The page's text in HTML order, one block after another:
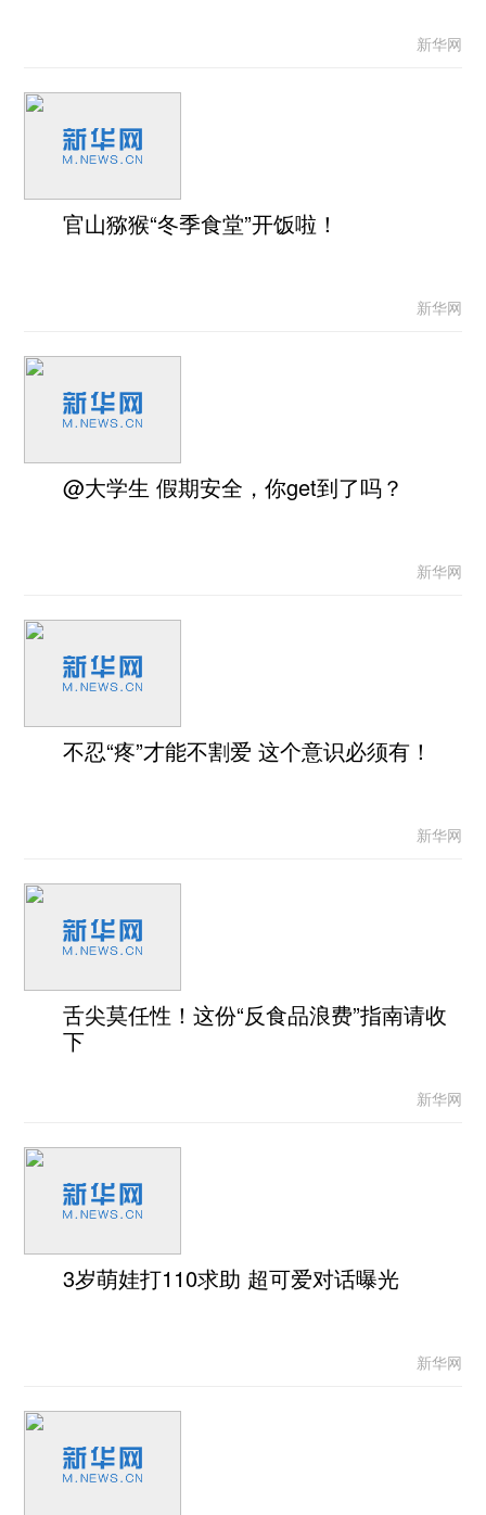
新华网
官山猕猴“冬季食堂”开饭啦！
新华网
@大学生 假期安全，你get到了吗？
新华网
不忍“疼”才能不割爱 这个意识必须有！
新华网
舌尖莫任性！这份“反食品浪费”指南请收
下
新华网
3岁萌娃打110求助 超可爱对话曝光
新华网